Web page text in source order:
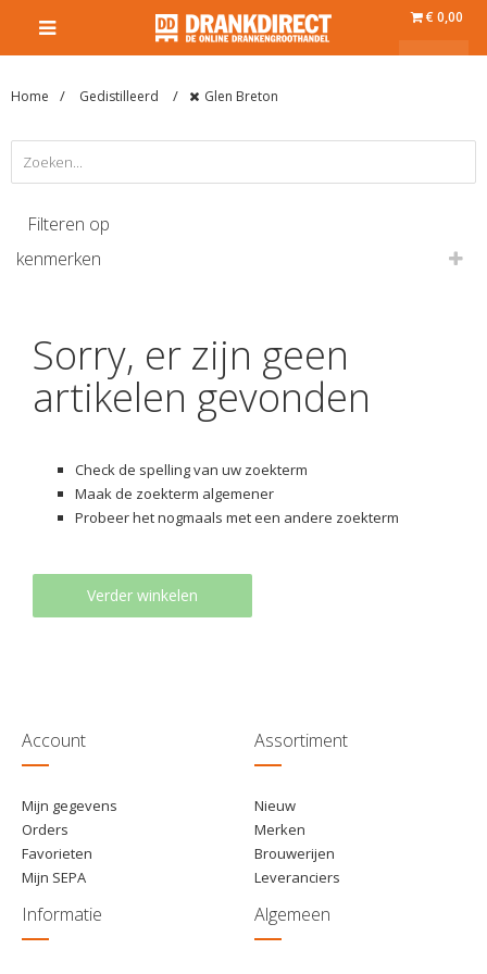
€ 0,00
Home Gedistilleerd Glen Breton
Filteren op
kenmerken
Sorry, er zijn geen
artikelen gevonden
Check de spelling van uw zoekterm
Maak de zoekterm algemener
Probeer het nogmaals met een andere zoekterm
Verder winkelen
Account
Mijn gegevens
Orders
Favorieten
Mijn SEPA
Assortiment
Nieuw
Merken
Brouwerijen
Leveranciers
Informatie Algemeen